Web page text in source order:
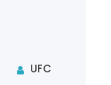
UFC